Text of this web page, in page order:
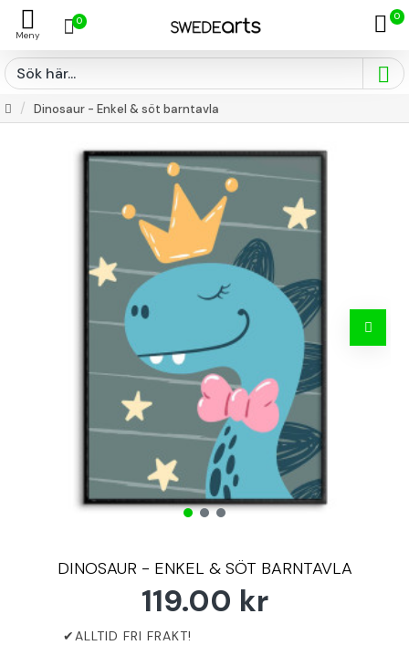
0 0
Dinosaur - Enkel & söt barntavla
DINOSAUR - ENKEL & SÖT BARNTAVLA
119.00 kr